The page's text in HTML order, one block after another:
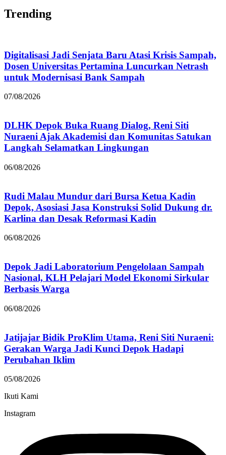
Trending
Digitalisasi Jadi Senjata Baru Atasi Krisis Sampah,
Dosen Universitas Pertamina Luncurkan Netrash
untuk Modernisasi Bank Sampah
07/08/2026
DLHK Depok Buka Ruang Dialog, Reni Siti
Nuraeni Ajak Akademisi dan Komunitas Satukan
Langkah Selamatkan Lingkungan
06/08/2026
Rudi Malau Mundur dari Bursa Ketua Kadin
Depok, Asosiasi Jasa Konstruksi Solid Dukung dr.
Karlina dan Desak Reformasi Kadin
06/08/2026
Depok Jadi Laboratorium Pengelolaan Sampah
Nasional, KLH Pelajari Model Ekonomi Sirkular
Berbasis Warga
06/08/2026
Jatijajar Bidik ProKlim Utama, Reni Siti Nuraeni:
Gerakan Warga Jadi Kunci Depok Hadapi
Perubahan Iklim
05/08/2026
Ikuti Kami
Instagram